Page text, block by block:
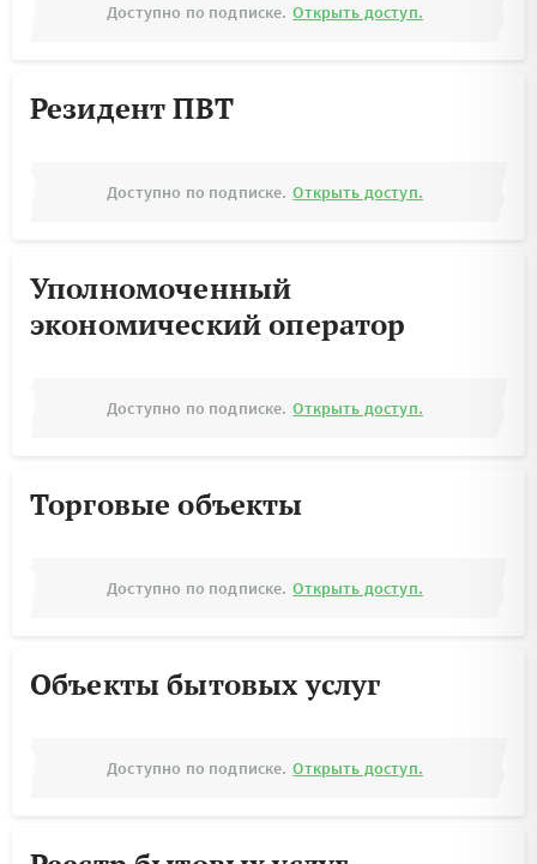
Доступно по подписке. Открыть доступ.
Резидент ПВТ
Доступно по подписке. Открыть доступ.
Уполномоченный
экономический оператор
Доступно по подписке. Открыть доступ.
Торговые объекты
Доступно по подписке. Открыть доступ.
Объекты бытовых услуг
Доступно по подписке. Открыть доступ.